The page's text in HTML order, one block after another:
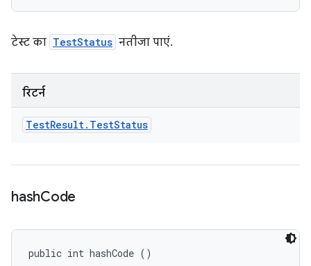
टेस्ट का TestStatus नतीजा पाएं.
रिटर्न
TestResult. TestStatus
hashCode
public int hashCode ()